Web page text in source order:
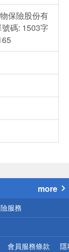
保險股份有
碼: 1503字
more
服務
會員服務條款 隱